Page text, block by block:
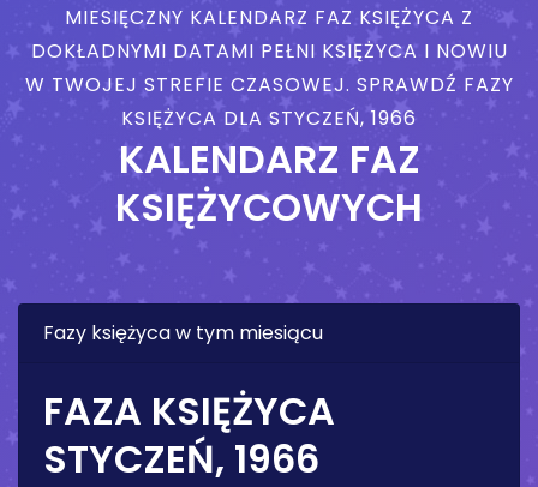
MIESIĘCZNY KALENDARZ FAZ KSIĘŻYCA Z
DOKŁADNYMI DATAMI PEŁNI KSIĘŻYCA I NOWIU
W TWOJEJ STREFIE CZASOWEJ. SPRAWDŹ FAZY
KSIĘŻYCA DLA STYCZEŃ, 1966
KALENDARZ FAZ
KSIĘŻYCOWYCH
Fazy księżyca w tym miesiącu
FAZA KSIĘŻYCA
STYCZEŃ, 1966